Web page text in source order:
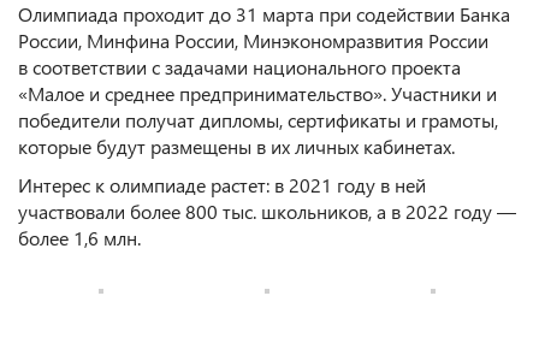
Олимпиада проходит до 31 марта при содействии Банка
России, Минфина России, Минэкономразвития России
в соответствии с задачами национального проекта
«Малое и среднее предпринимательство». Участники и
победители получат дипломы, сертификаты и грамоты,
которые будут размещены в их личных кабинетах.
Интерес к олимпиаде растет: в 2021 году в ней
участвовали более 800 тыс. школьников, а в 2022 году —
более 1,6 млн.